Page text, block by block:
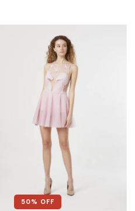
50% OFF